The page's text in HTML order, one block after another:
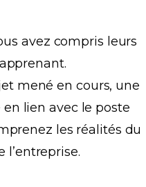
avez compris leurs
mené en cours, une
lien avec le poste
les réalités du